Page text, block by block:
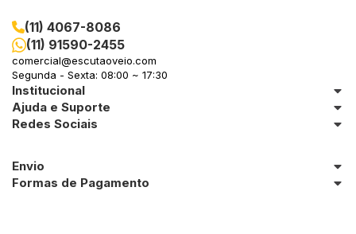
(11) 4067-8086
(11) 91590-2455
comercial@escutaoveio.com
Segunda - Sexta: 08:00 ~ 17:30
Institucional
Ajuda e Suporte
Redes Sociais
Envio
Formas de Pagamento